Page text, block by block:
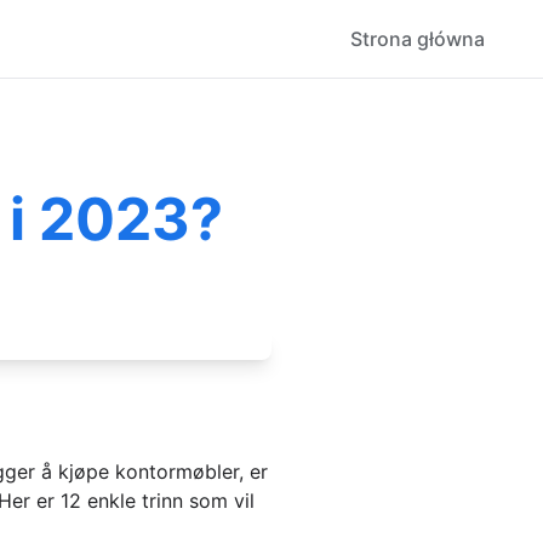
Strona główna
2023?
å kjøpe kontormøbler, er
er 12 enkle trinn som vil